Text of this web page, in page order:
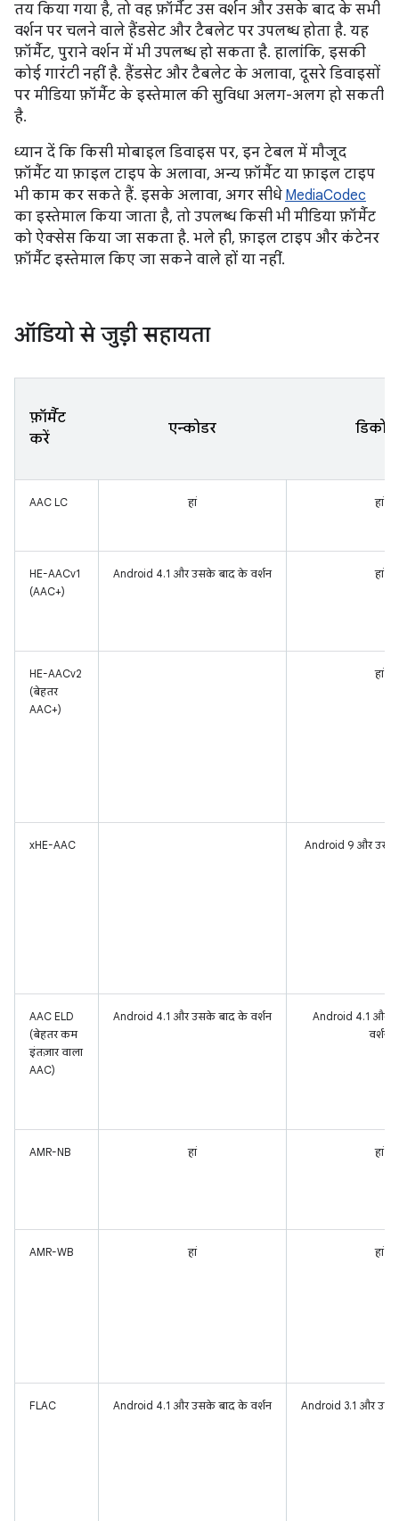
तय किया गया है, तो वह फ़ॉर्मैट उस वर्शन और उसके बाद के सभी
वर्शन पर चलने वाले हैंडसेट और टैबलेट पर उपलब्ध होता है. यह
फ़ॉर्मैट, पुराने वर्शन में भी उपलब्ध हो सकता है. हालांकि, इसकी
कोई गारंटी नहीं है. हैंडसेट और टैबलेट के अलावा, दूसरे डिवाइसों
पर मीडिया फ़ॉर्मैट के इस्तेमाल की सुविधा अलग-अलग हो सकती
है.
ध्यान दें कि किसी मोबाइल डिवाइस पर, इन टेबल में मौजूद
फ़ॉर्मैट या फ़ाइल टाइप के अलावा, अन्य फ़ॉर्मैट या फ़ाइल टाइप
भी काम कर सकते हैं. इसके अलावा, अगर सीधे MediaCodec
का इस्तेमाल किया जाता है, तो उपलब्ध किसी भी मीडिया फ़ॉर्मैट
को ऐक्सेस किया जा सकता है. भले ही, फ़ाइल टाइप और कंटेनर
फ़ॉर्मैट इस्तेमाल किए जा सकने वाले हों या नहीं.
ऑडियो से जुड़ी सहायता
फ़ॉर्मैट
करें
एन्कोडर
AAC LC हां हां
HE-AACv1
(AAC+)
Android 4.1 और उसके बाद के वर्शन हां
HE-AACv2
(बेहतर
AAC+)
हां
xHE-AAC Android 9 और उसके
AAC ELD
(बेहतर कम
इंतज़ार वाला
AAC)
Android 4.1 और उसके बाद के वर्शन
Android 4.1 और
वर्शन
AMR-NB हां हां
AMR-WB हां हां
FLAC Android 4.1 और उसके बाद के वर्शन Android 3.1 और